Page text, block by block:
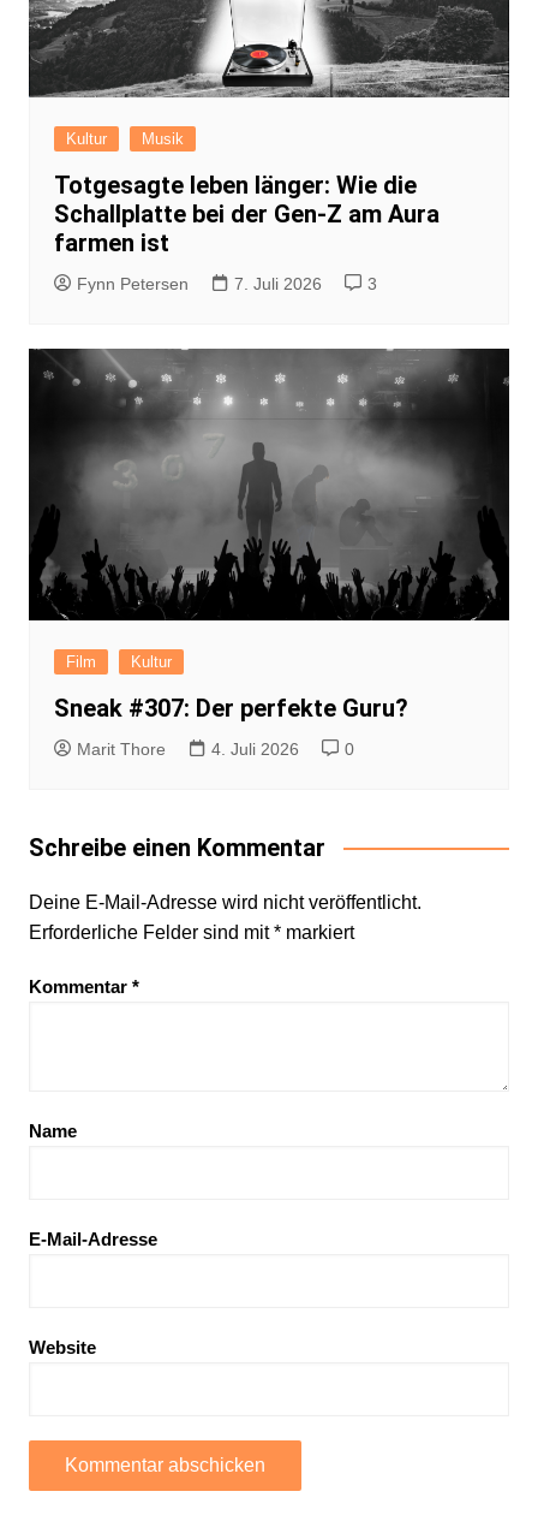
Kultur Musik
Totgesagte leben länger: Wie die
Schallplatte bei der Gen-Z am Aura
farmen ist
Fynn Petersen 7. Juli 2026 3
Film Kultur
Sneak #307: Der perfekte Guru?
Marit Thore 4. Juli 2026 0
Schreibe einen Kommentar
Deine E-Mail-Adresse wird nicht veröffentlicht.
Erforderliche Felder sind mit*markiert
Kommentar *
Name
E-Mail-Adresse
Website